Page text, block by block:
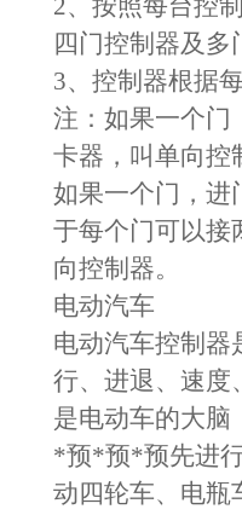
2、按照每台控
四门控制器及多
3、控制器根据
注：如果一个门
卡器，叫单向控
如果一个门，进
于每个门可以接
向控制器。
电动汽车
电动汽车控制
行、进退、速度
是电动车的大
*预*预*预先进
动四轮车、电瓶